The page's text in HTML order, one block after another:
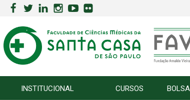
INSTITUCIONAL CURSOS